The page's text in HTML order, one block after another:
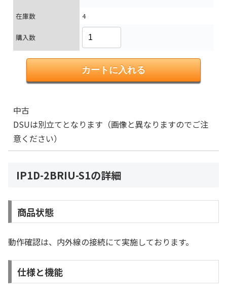
在庫数 4
購入数
中古
DSUは別立てとなります（画像と異なりますのでご注
意ください）
IP1D-2BRIU-S1の詳細
商品状態
動作確認は、内外線の接続にて実施しております。
仕様と機能